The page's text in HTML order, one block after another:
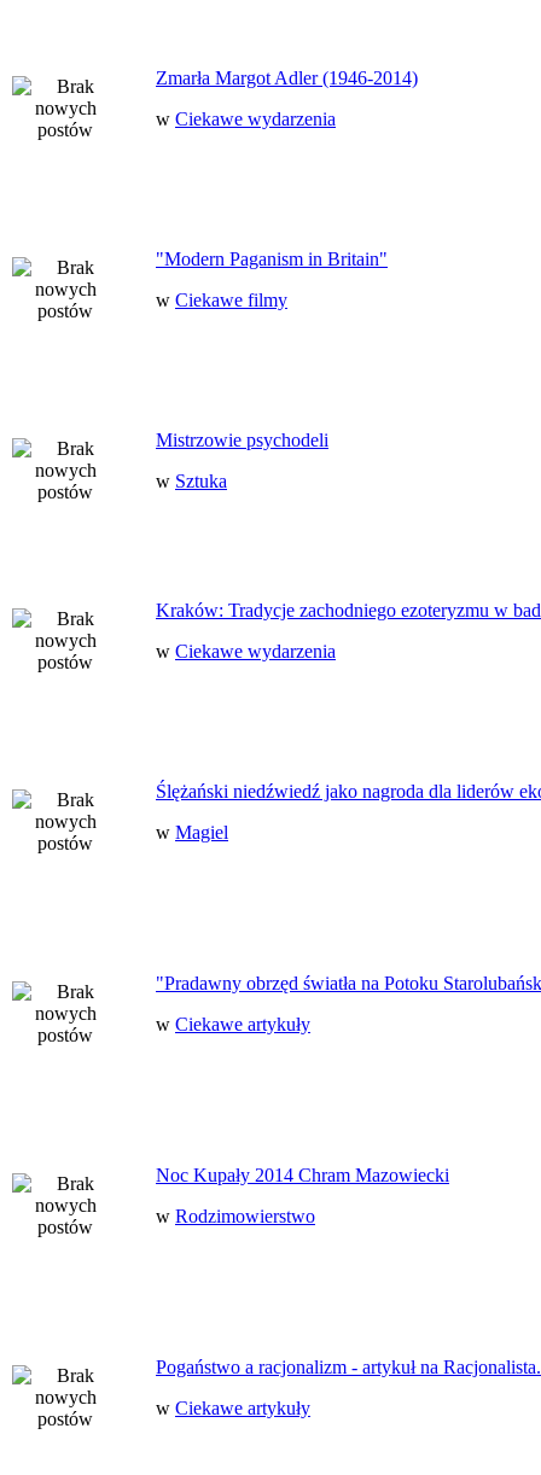
Zmarła Margot Adler (1946-2014)
w Ciekawe wydarzenia
"Modern Paganism in Britain"
w Ciekawe filmy
Mistrzowie psychodeli
w Sztuka
Kraków: Tradycje zachodniego ezoteryzmu w
w Ciekawe wydarzenia
Ślężański niedźwiedź jako nagroda dla liderów
w Magiel
"Pradawny obrzęd światła na Potoku
w Ciekawe artykuły
Noc Kupały 2014 Chram Mazowiecki
w Rodzimowierstwo
Pogaństwo a racjonalizm - artykuł na
w Ciekawe artykuły